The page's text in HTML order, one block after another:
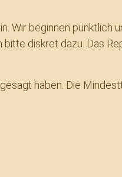
Wir beginnen pünktlich
diskret dazu. Das
haben. Die